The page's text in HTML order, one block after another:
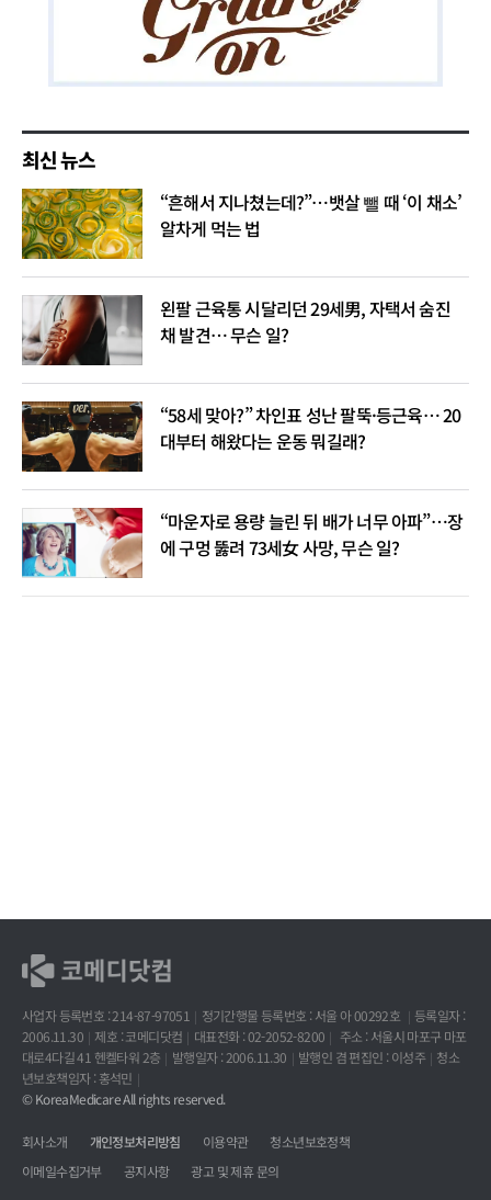
최신 뉴스
“흔해서 지나쳤는데?”…뱃살 뺄 때 ‘이 채소’
알차게 먹는 법
왼팔 근육통 시달리던 29세男, 자택서 숨진
채 발견… 무슨 일?
“58세 맞아?” 차인표 성난 팔뚝·등근육… 20
대부터 해왔다는 운동 뭐길래?
“마운자로 용량 늘린 뒤 배가 너무 아파”…장
에 구멍 뚫려 73세女 사망, 무슨 일?
사업자 등록번호 : 214-87-97051 정기간행물 등록번호 : 서울 아 00292호
등록일자 :
2006.11.30
제호 : 코메디닷컴 대표전화 : 02-2052-8200
주소 : 서울시 마포구 마포
대로4다길 41 헨켈타워 2층
발행일자 : 2006.11.30 발행인 겸 편집인 : 이성주
청소
년보호책임자 : 홍석민
© KoreaMedicare All rights reserved.
회사소개 개인정보처리방침 이용약관
청소년보호정책
이메일수집거부
공지사항 광고 및 제휴 문의